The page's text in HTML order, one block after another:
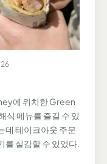
에 위치한 Green
식 메뉴를 즐길 수 있
데 테이크아웃 주문
를 실감할 수 있었다.